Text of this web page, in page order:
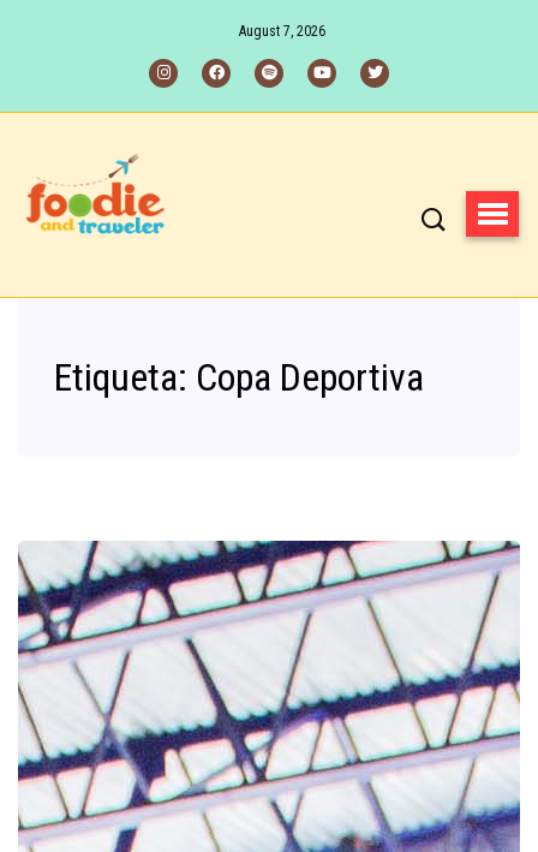
August 7, 2026
Etiqueta: Copa Deportiva